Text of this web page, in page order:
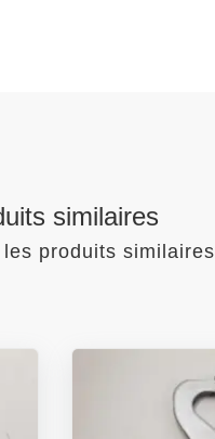
similaires
les produits similaires